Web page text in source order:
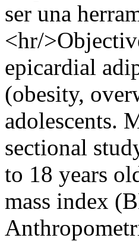
ser una
<hr/
epicardial
(obesity,
adolescents.
sectional
to 18 years
mass index